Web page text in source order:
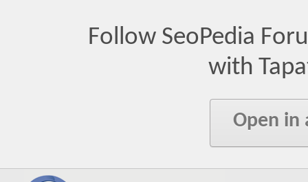
Follow SeoPedia
with
Open in